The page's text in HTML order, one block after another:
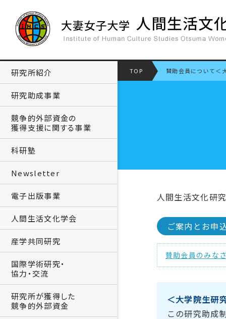
研究所紹介
研究助成事業
競争的外部資金の
獲得支援に関する事業
科研塾
Newsletter
電子出版事業
人間生活文化学会
産学共同研究
国際学術研究・
協力・交流
研究所が獲得した
競争的外部資金
TOP 賛助会員について＜
人間生活文化研
ご案内とお申
賛助会員のみな
＜大学院生研
この研究助成